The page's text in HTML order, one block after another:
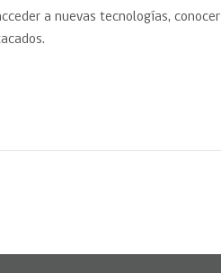
a nuevas tecnologías, conocer